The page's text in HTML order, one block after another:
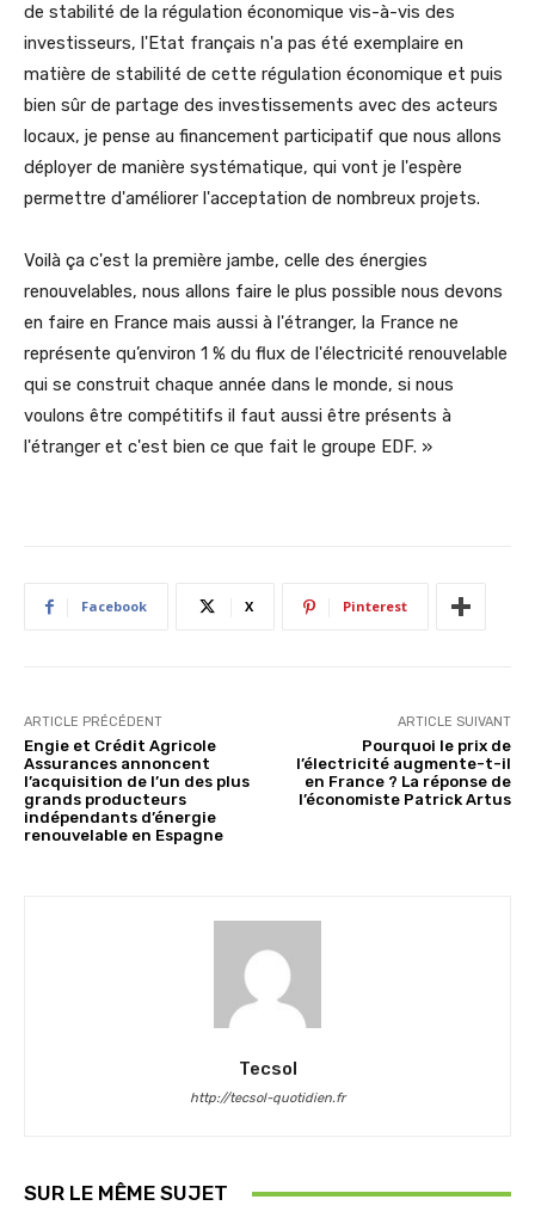
de stabilité de la régulation économique vis-à-vis des
investisseurs, l'Etat français n'a pas été exemplaire en
matière de stabilité de cette régulation économique et puis
bien sûr de partage des investissements avec des acteurs
locaux, je pense au financement participatif que nous allons
déployer de manière systématique, qui vont je l'espère
permettre d'améliorer l'acceptation de nombreux projets.
Voilà ça c'est la première jambe, celle des énergies
renouvelables, nous allons faire le plus possible nous devons
en faire en France mais aussi à l'étranger, la France ne
représente qu’environ 1 % du flux de l'électricité renouvelable
qui se construit chaque année dans le monde, si nous
voulons être compétitifs il faut aussi être présents à
l'étranger et c'est bien ce que fait le groupe EDF. »
Facebook X Pinterest
ARTICLE PRÉCÉDENT
Engie et Crédit Agricole
Assurances annoncent
l’acquisition de l’un des plus
grands producteurs
indépendants d’énergie
renouvelable en Espagne
ARTICLE SUIVANT
Pourquoi le prix de
l’électricité augmente-t-il
en France ? La réponse de
l’économiste Patrick Artus
Tecsol
http://tecsol-quotidien.fr
SUR LE MÊME SUJET